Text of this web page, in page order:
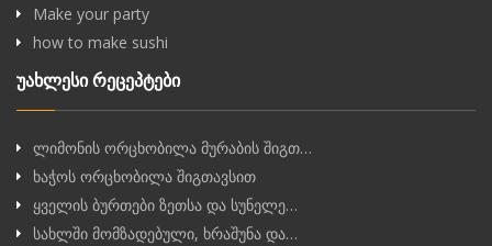
Make your party
how to make sushi
უახლესი რეცეპტები
ლიმონის ორცხობილა მურაბის შიგთ…
ხაჭოს ორცხობილა შიგთავსით
ყველის ბურთები ზეთსა და სუნელე…
სახლში მომზადებული, ხრაშუნა და…